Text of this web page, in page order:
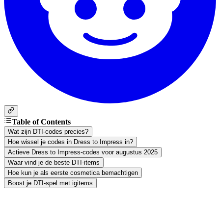
Table of Contents
Wat zijn DTI-codes precies?
Hoe wissel je codes in Dress to Impress in?
Actieve Dress to Impress-codes voor augustus 2025
Waar vind je de beste DTI-items
Hoe kun je als eerste cosmetica bemachtigen
Boost je DTI-spel met igitems